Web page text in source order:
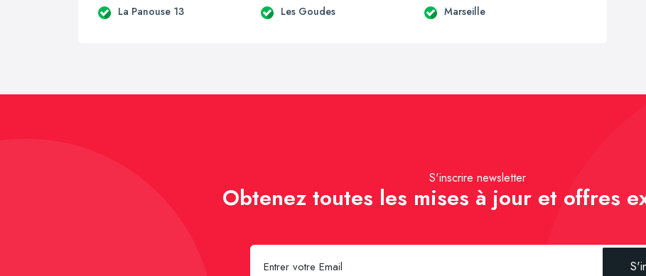
La Panouse 13 Les Goudes Marseille
S'inscrire newsletter
Obtenez toutes les mises à jour et offres